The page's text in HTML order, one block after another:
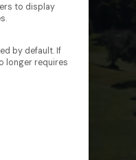
to display
by default. If
longer requires